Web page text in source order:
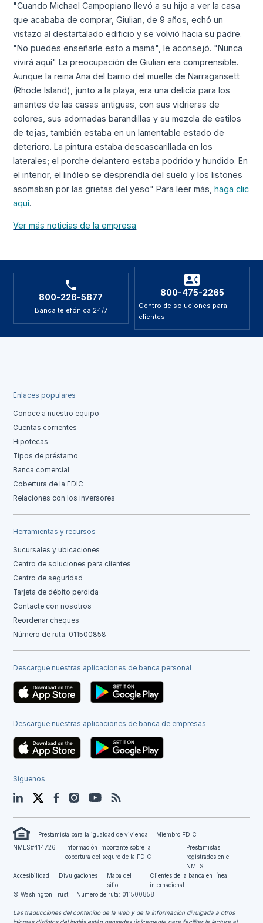
"Cuando Michael Campopiano llevó a su hijo a ver la casa
que acababa de comprar, Giulian, de 9 años, echó un
vistazo al destartalado edificio y se volvió hacia su padre.
"No puedes enseñarle esto a mamá", le aconsejó. "Nunca
vivirá aquí" La preocupación de Giulian era comprensible.
Aunque la reina Ana del barrio del muelle de Narragansett
(Rhode Island), junto a la playa, era una delicia para los
amantes de las casas antiguas, con sus vidrieras de
colores, sus adornadas barandillas y su mezcla de estilos
de tejas, también estaba en un lamentable estado de
deterioro. La pintura estaba descascarillada en los
laterales; el porche delantero estaba podrido y hundido. En
el interior, el linóleo se desprendía del suelo y los listones
asomaban por las grietas del yeso" Para leer más,haga clic
aquí.
Ver más noticias de la empresa
800-226-5877
Banca telefónica 24/7
800-475-2265
Centro de soluciones para
clientes
Enlaces populares
Conoce a nuestro equipo
Cuentas corrientes
Hipotecas
Tipos de préstamo
Banca comercial
Cobertura de la FDIC
Relaciones con los inversores
Herramientas y recursos
Sucursales y ubicaciones
Centro de soluciones para clientes
Centro de seguridad
Tarjeta de débito perdida
Contacte con nosotros
Reordenar cheques
Número de ruta: 011500858
Descargue nuestras aplicaciones de banca personal
Descargue nuestras aplicaciones de banca de empresas
Síguenos
LinkedIn TwitterFacebookInstagramYouTube
Prestamista para la igualdad de vivienda
Miembro FDIC
NMLS#414726
Información importante sobre la
cobertura del seguro de la FDIC
Prestamistas
registrados en el
NMLS
Accesibilidad
Divulgaciones
Mapa del
sitio
Clientes de la banca en línea
internacional
© Washington Trust
Número de ruta: 011500858
Las traducciones del contenido de la web y de la información divulgada a otros